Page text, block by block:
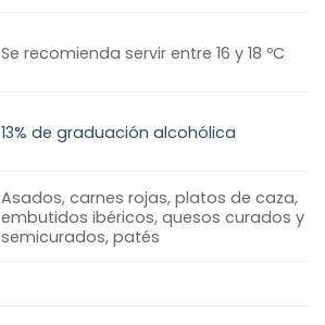
Se recomienda servir entre 16 y 18 ºC
13% de graduación alcohólica
Asados, carnes rojas, platos de caza,
embutidos ibéricos, quesos curados y
semicurados, patés